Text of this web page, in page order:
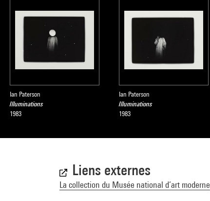
Ian Paterson
Illuminations
1983
Ian Paterson
Illuminations
1983
Liens externes
La collection du Musée national d’art moderne